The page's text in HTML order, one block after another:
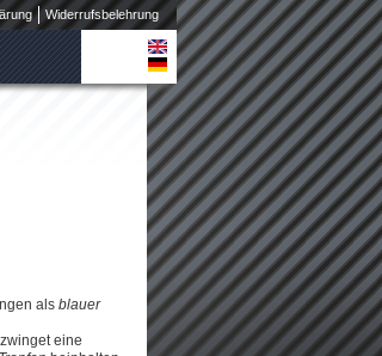
Widerrufsbelehrung
als blauer
eine